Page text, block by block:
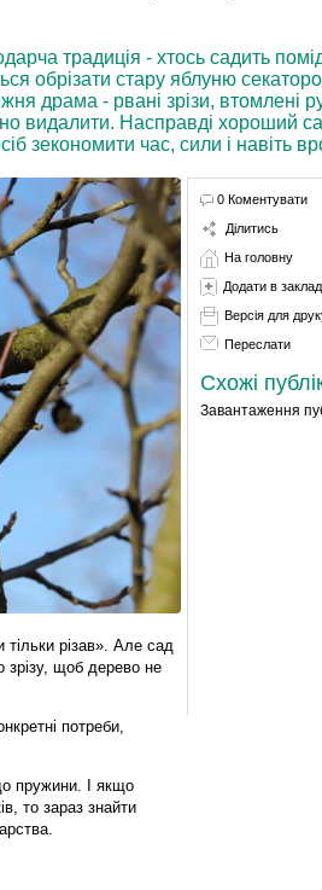
традиція - хтось садить
обрізати стару яблуню
драма - рвані зрізи, втомлені
видалити. Насправді хороший
зекономити час, сили і навіть
різав». Але сад
зрізу, щоб дерево не
потреби,
пружини. І якщо
то зараз знайти
0 Коментувати
Ділитись
На головну
Додати в
Версія для
Переслати
Схожі
Завантаження